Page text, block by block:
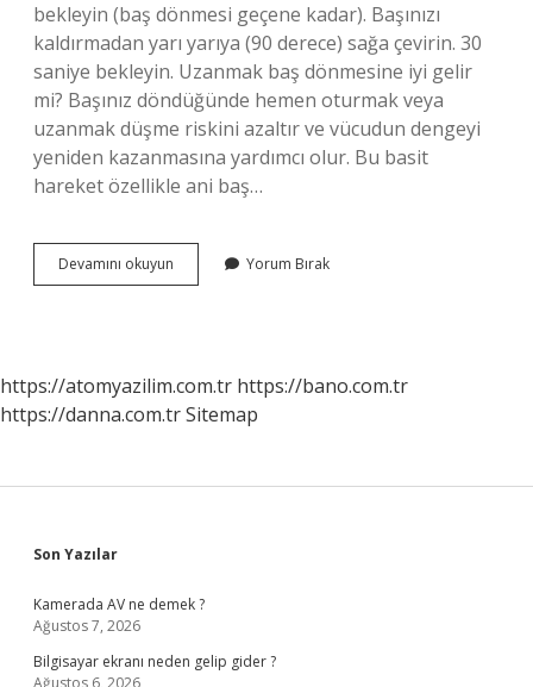
bekleyin (baş dönmesi geçene kadar). Başınızı
kaldırmadan yarı yarıya (90 derece) sağa çevirin. 30
saniye bekleyin. Uzanmak baş dönmesine iyi gelir
mi? Başınız döndüğünde hemen oturmak veya
uzanmak düşme riskini azaltır ve vücudun dengeyi
yeniden kazanmasına yardımcı olur. Bu basit
hareket özellikle ani baş…
Devamını okuyun
Dönmesi
Yorum Bırak
https://atomyazilim.com.tr https://bano.com.tr
https://danna.com.trSitemap
Sidebar
Son Yazılar
Kamerada AV ne demek ?
Ağustos 7, 2026
Bilgisayar ekranı neden gelip gider ?
Ağustos 6, 2026